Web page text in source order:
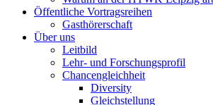
Öffentliche Vortragsreihen
Gasthörerschaft
Über uns
Leitbild
Lehr- und Forschungsprofil
Chancengleichheit
Diversity
Gleichstellung